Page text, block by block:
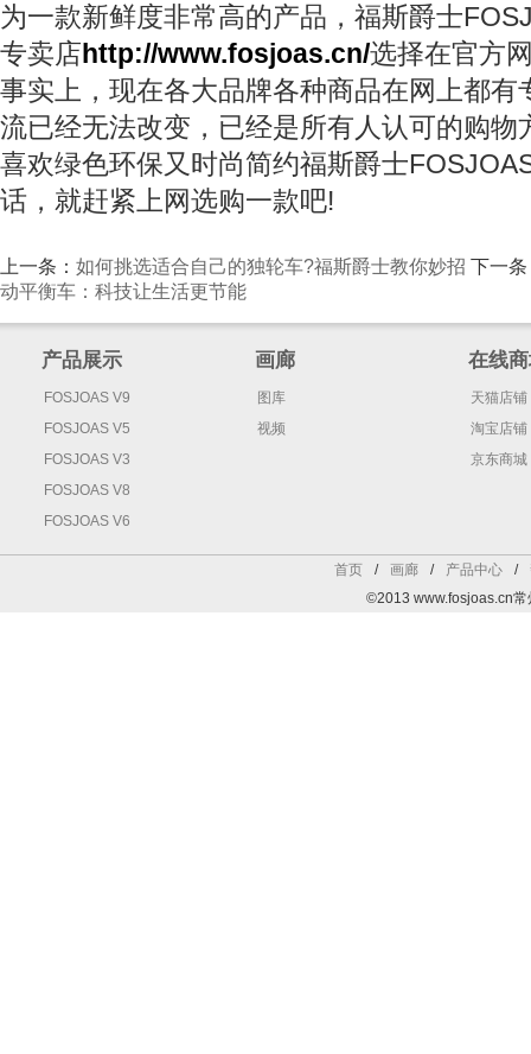
为一款新鲜度非常高的产品，福斯爵士
专卖店http://www.fosjoas.cn/选择在官方
事实上，现在各大品牌各种商品在网上都有
流已经无法改变，已经是所有人认可的购物
喜欢绿色环保又时尚简约福斯爵士
话，就赶紧上网选购一款吧!
上一条： 如何挑选适合自己的独轮车?福斯爵士教你妙招 下一条
动平衡车：科技让生活更节能
产品展示
FOSJOAS V9
FOSJOAS V5
FOSJOAS V3
FOSJOAS V8
FOSJOAS V6
画廊
图库
视频
在线
天猫店铺
淘宝店铺
京东商城
首页 / 画廊 / 产品中心 /
©2013 www.fosjoas.cn